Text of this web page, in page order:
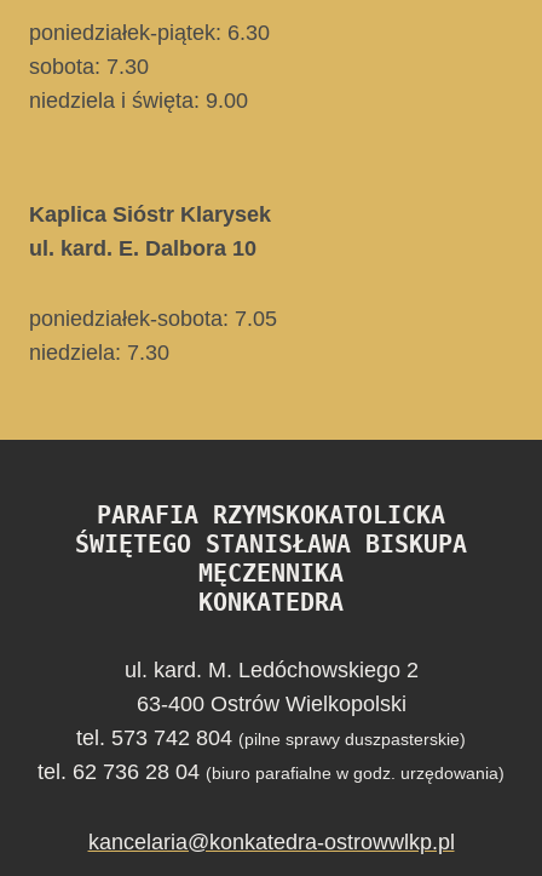
poniedziałek-piątek: 6.30
sobota: 7.30
niedziela i święta: 9.00
Kaplica Sióstr Klarysek
ul. kard. E. Dalbora 10
poniedziałek-sobota: 7.05
niedziela: 7.30
PARAFIA RZYMSKOKATOLICKA
ŚWIĘTEGO STANISŁAWA BISKUPA
MĘCZENNIKA
KONKATEDRA
ul. kard. M. Ledóchowskiego 2
63-400 Ostrów Wielkopolski
tel. 573 742 804 (pilne sprawy duszpasterskie)
tel. 62 736 28 04 (biuro parafialne w godz. urzędowania)
kancelaria@konkatedra-ostrowwlkp.pl